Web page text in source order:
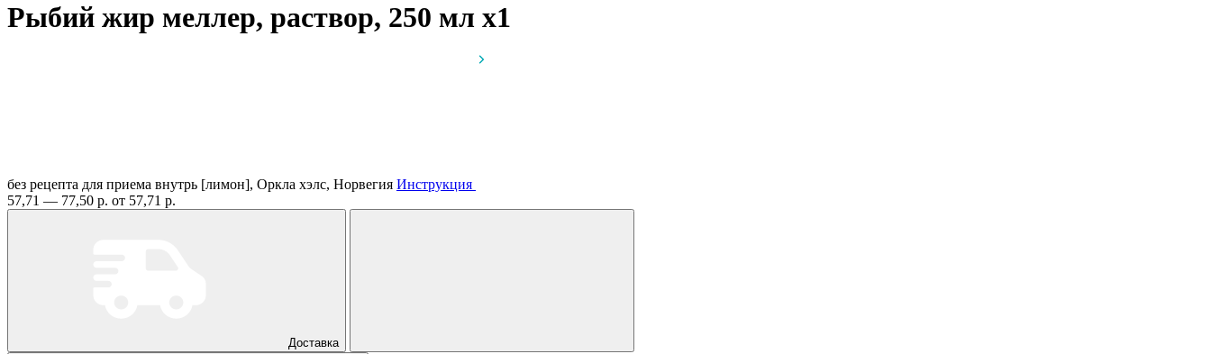
Рыбий жир меллер, раствор, 250 мл x1
без рецепта для приема внутрь [лимон], Оркла хэлс, Норвегия Инструкция
57,71 — 77,50 р. от 57,71 р.
Доставка